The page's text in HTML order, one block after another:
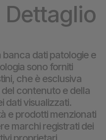
Dettaglio
banca dati patologie e
sono forniti
che è esclusiva
contenuto e della
dati visualizzati.
e prodotti menzionati
marchi registrati dei